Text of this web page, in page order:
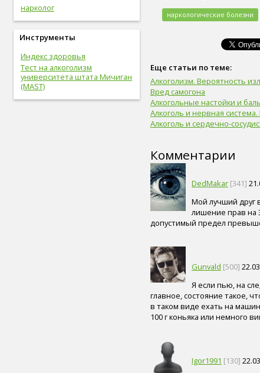
зависимость (7)
прививки (6)
близорукость (6)
скрининг (6)
легкие (6)
сахар (6)
сигара (6)
холестерин (6)
лабораторный показатель (6)
нарколог
Инструменты
Индекс здоровья
Тест на алкоголизм
университета штата Мичиган
(MAST)
наркологические болезни
Еще статьи по теме:
Алкоголизм. Вероятность
Вред самогона
Алкогольные настойки и
Алкоголь и нервная
Алкоголь и сердечно-
Комментарии
DedMakar [341]
Мой лучший друг
лишение прав на
допустимый предел
Gunvald [500]
Я если пью, на
главное, состояние такое,
в таком виде ехать на
100 г коньяка или немного
Igor1991 [130]